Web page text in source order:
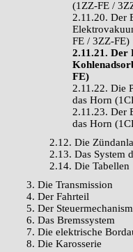
(1ZZ-FE /
2.11.20. Der
FE / 3ZZ-FE)
2.11.21. Der
FE)
2.11.22. Die
das Horn
2.11.23. Der
das Horn
2.12. Die
2.13. Das System
2.14. Die Tabellen
3. Die Transmission
4. Der Fahrteil
5. Der
6. Das Bremssystem
7. Die elektrische
8. Die Karosserie